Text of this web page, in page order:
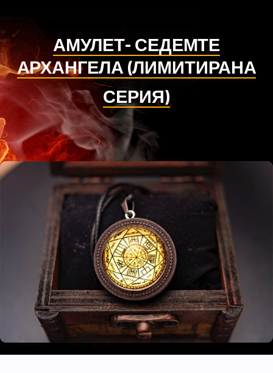
АМУЛЕТ- СЕДЕМТЕ
АРХАНГЕЛА (ЛИМИТИРАНА
СЕРИЯ)